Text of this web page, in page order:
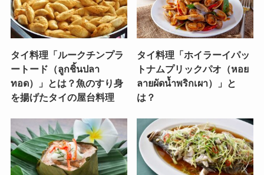
タイ料理「ルークチンプラ
ートード（ลูกชิ้นปลา
ทอด）」とは？魚のすり身
を揚げたタイの屋台料理
タイ料理「ホイラーイパッ
トナムプリックパオ（หอย
ลายผัดน้ำพริกเผา）」と
は？